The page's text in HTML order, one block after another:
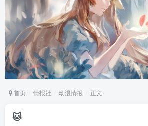
首页 情报社 动漫情报 正文
🐱